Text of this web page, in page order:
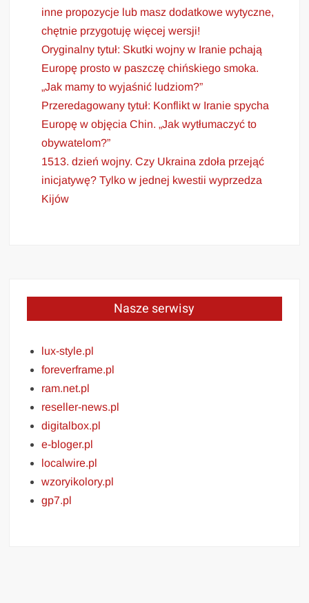
inne propozycje lub masz dodatkowe wytyczne,
chętnie przygotuję więcej wersji!
Oryginalny tytuł: Skutki wojny w Iranie pchają
Europę prosto w paszczę chińskiego smoka.
„Jak mamy to wyjaśnić ludziom?”
Przeredagowany tytuł: Konflikt w Iranie spycha
Europę w objęcia Chin. „Jak wytłumaczyć to
obywatelom?”
1513. dzień wojny. Czy Ukraina zdoła przejąć
inicjatywę? Tylko w jednej kwestii wyprzedza
Kijów
Nasze serwisy
lux-style.pl
foreverframe.pl
ram.net.pl
reseller-news.pl
digitalbox.pl
e-bloger.pl
localwire.pl
wzoryikolory.pl
gp7.pl